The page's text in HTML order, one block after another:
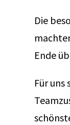
Die
Ende
Für